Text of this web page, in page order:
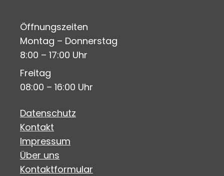
Öffnungszeiten
Montag – Donnerstag
8:00 – 17:00 Uhr
Freitag
08:00 – 16:00 Uhr
Datenschutz
Kontakt
Impressum
Über uns
Kontaktformular